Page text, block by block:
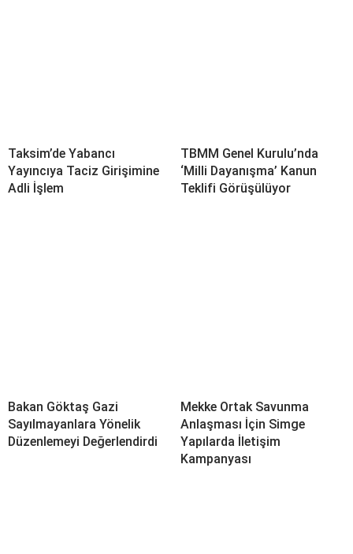
Taksim’de Yabancı
Yayıncıya Taciz Girişimine
Adli İşlem
TBMM Genel Kurulu’nda
‘Milli Dayanışma’ Kanun
Teklifi Görüşülüyor
Bakan Göktaş Gazi
Sayılmayanlara Yönelik
Düzenlemeyi Değerlendirdi
Mekke Ortak Savunma
Anlaşması İçin Simge
Yapılarda İletişim
Kampanyası